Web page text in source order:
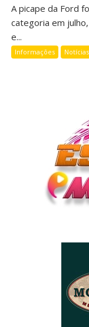
A picape da Ford
categoria em
e...
Informações Notícias